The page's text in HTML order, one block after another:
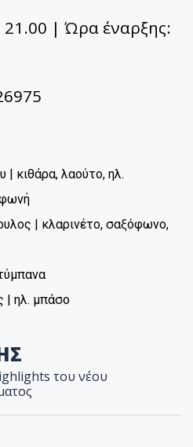
| Ώρα έναρξης:
| κιθάρα, λαούτο, ηλ.
| κλαρινέτο, σαξόφωνο,
| ηλ. μπάσο
του νέου